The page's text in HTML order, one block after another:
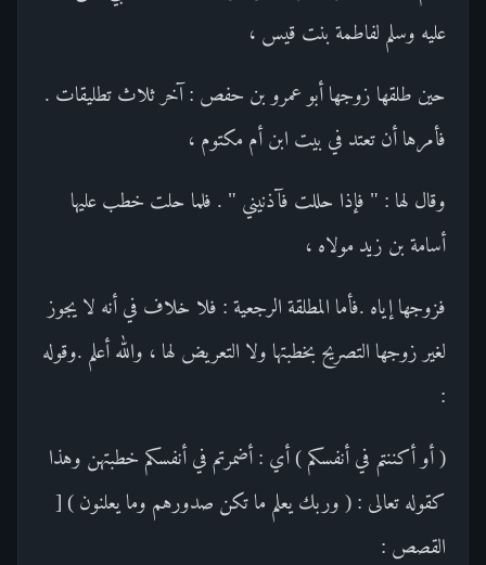
عليه وسلم لفاطمة بنت قيس ،
حين طلقها زوجها أبو عمرو بن حفص : آخر ثلاث تطليقات .
فأمرها أن تعتد في بيت ابن أم مكتوم ،
وقال لها : " فإذا حللت فآذنيني " . فلما حلت خطب عليها
أسامة بن زيد مولاه ،
فزوجها إياه .فأما المطلقة الرجعية : فلا خلاف في أنه لا يجوز
لغير زوجها التصريح بخطبتها ولا التعريض لها ، والله أعلم .وقوله
:
( أو أكننتم في أنفسكم ) أي : أضمرتم في أنفسكم خطبتهن وهذا
كقوله تعالى : ( وربك يعلم ما تكن صدورهم وما يعلنون ) [
القصص :